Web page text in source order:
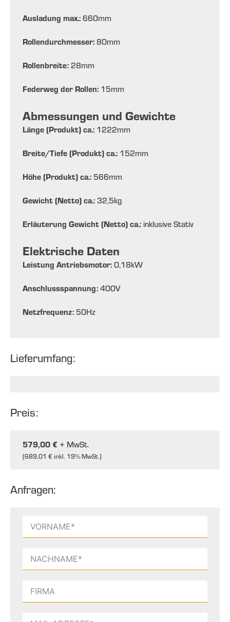
Ausladung max.: 660mm
Rollendurchmesser: 80mm
Rollenbreite: 28mm
Federweg der Rollen: 15mm
Abmessungen und Gewichte
Länge (Produkt) ca.: 1222mm
Breite/Tiefe (Produkt) ca.: 152mm
Höhe (Produkt) ca.: 566mm
Gewicht (Netto) ca.: 32,5kg
Erläuterung Gewicht (Netto) ca.: inklusive Stativ
Elektrische Daten
Leistung Antriebsmotor: 0,18kW
Anschlussspannung: 400V
Netzfrequenz: 50Hz
Lieferumfang:
Preis:
579,00 € + MwSt.
(689,01 €inkl. 19% MwSt.)
Anfragen: